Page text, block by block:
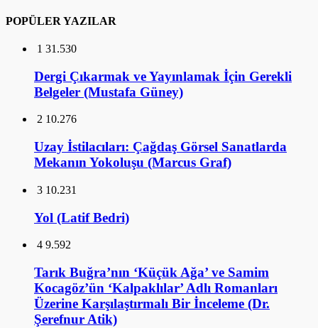
POPÜLER YAZILAR
1 31.530
Dergi Çıkarmak ve Yayınlamak İçin Gerekli
Belgeler (Mustafa Güney)
2 10.276
Uzay İstilacıları: Çağdaş Görsel Sanatlarda
Mekanın Yokoluşu (Marcus Graf)
3 10.231
Yol (Latif Bedri)
4 9.592
Tarık Buğra’nın ‘Küçük Ağa’ ve Samim
Kocagöz’ün ‘Kalpaklılar’ Adlı Romanları
Üzerine Karşılaştırmalı Bir İnceleme (Dr.
Şerefnur Atik)